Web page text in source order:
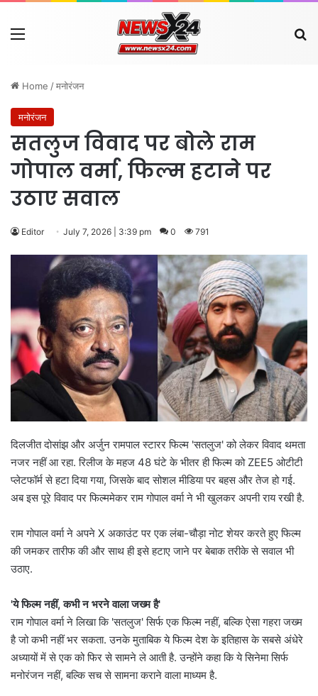
Menu
Home /मनोरंजन
मनोरंजन
सतलुज विवाद पर बोले राम
गोपाल वर्मा, फिल्म हटाने पर
उठाए सवाल
Editor July 7, 2026 | 3:39 pm 0 791
दिलजीत दोसांझ और अर्जुन रामपाल स्टारर फिल्म 'सतलुज' को लेकर विवाद थमता
नजर नहीं आ रहा. रिलीज के महज 48 घंटे के भीतर ही फिल्म को ZEE5 ओटीटी
प्लेटफॉर्म से हटा दिया गया, जिसके बाद सोशल मीडिया पर बहस और तेज हो गई.
अब इस पूरे विवाद पर फिल्ममेकर राम गोपाल वर्मा ने भी खुलकर अपनी राय रखी है.
राम गोपाल वर्मा ने अपने X अकाउंट पर एक लंबा-चौड़ा नोट शेयर करते हुए फिल्म
की जमकर तारीफ की और साथ ही इसे हटाए जाने पर बेबाक तरीके से सवाल भी
उठाए.
'ये फिल्म नहीं, कभी न भरने वाला जख्म है'
राम गोपाल वर्मा ने लिखा कि 'सतलुज' सिर्फ एक फिल्म नहीं, बल्कि ऐसा गहरा जख्म
है जो कभी नहीं भर सकता. उनके मुताबिक ये फिल्म देश के इतिहास के सबसे अंधेरे
अध्यायों में से एक को फिर से सामने ले आती है. उन्होंने कहा कि ये सिनेमा सिर्फ
मनोरंजन नहीं, बल्कि सच से सामना कराने वाला माध्यम है.